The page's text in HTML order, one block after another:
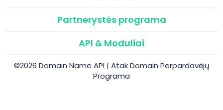
Partnerystės programa
API & Moduliai
©2026 Domain Name API | Atak Domain Perpardavėjų
Programa